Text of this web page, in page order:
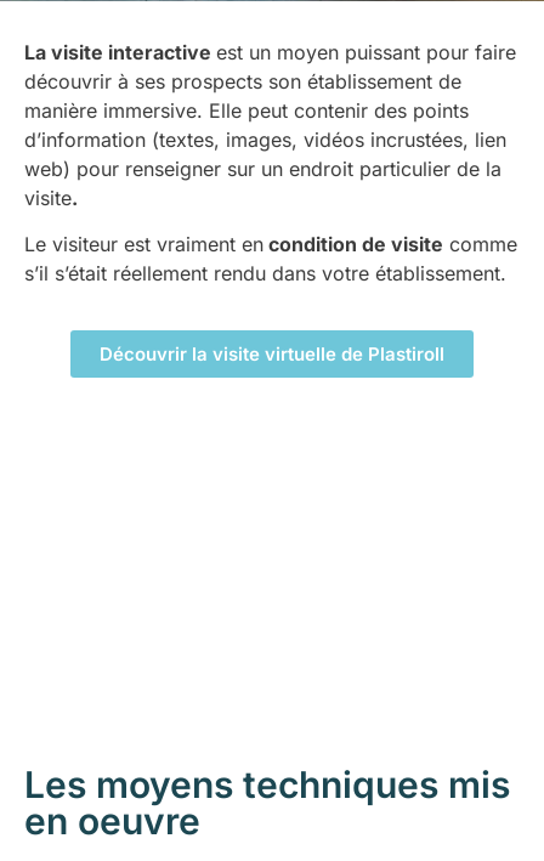
La visite interactive est un moyen puissant pour faire
découvrir à ses prospects son établissement de
manière immersive. Elle peut contenir des points
d’information (textes, images, vidéos incrustées, lien
web) pour renseigner sur un endroit particulier de la
visite.
Le visiteur est vraiment en condition de visite comme
s’il s’était réellement rendu dans votre établissement.
Découvrir la visite virtuelle de Plastiroll
Les moyens techniques mis
en oeuvre